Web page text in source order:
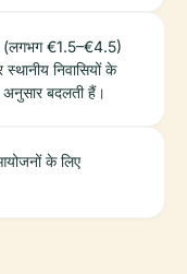
€1.5–€4.5)
निवासियों के
बदलती हैं।
के लिए